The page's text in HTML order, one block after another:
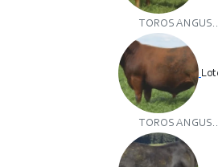
TOROS
TOROS